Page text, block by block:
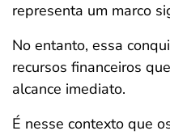
representa um marco
No entanto, essa
recursos financeiros
alcance imediato.
É nesse contexto que